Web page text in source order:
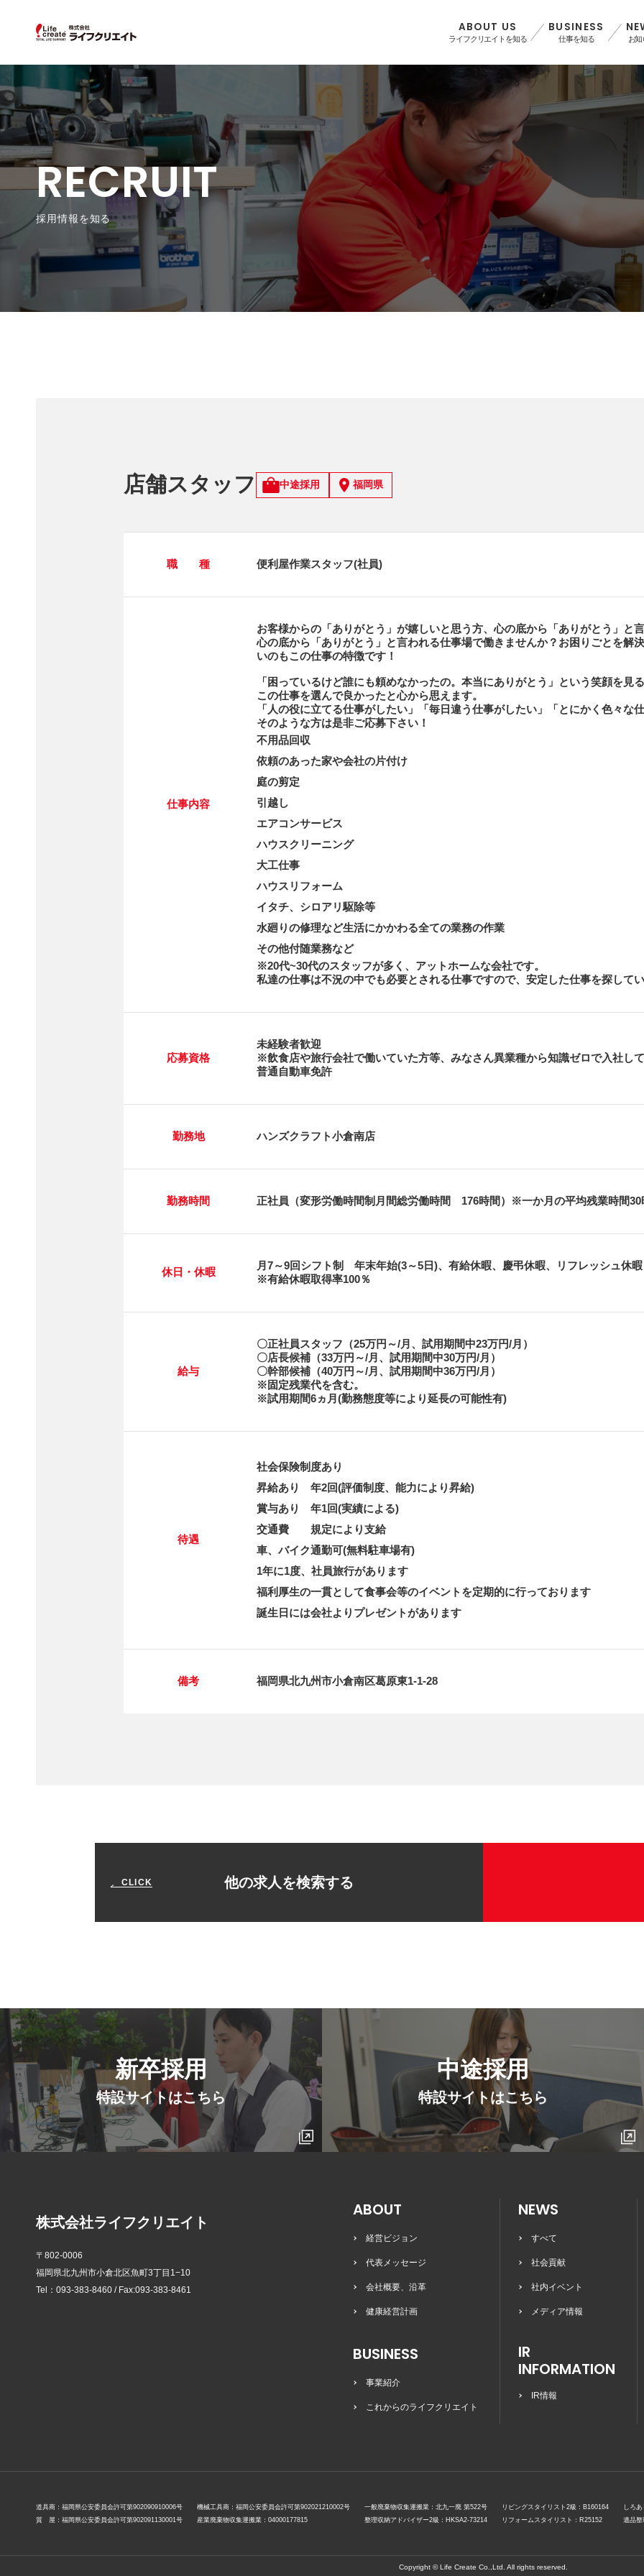
ABOUT US
ライフクリエイトを知る
BUSINESS
仕事を知る お知
RECRUIT
採用情報を知る
店舗スタッフ 中途採用 福岡県
職 種 便利屋作業スタッフ(社員)
仕事内容
お客様からの「ありがとう」が嬉しいと思う方、心の底から「ありがとう」と言
心の底から「ありがとう」と言われる仕事場で働きませんか？お困りごとを解
いのもこの仕事の特徴です！
「困っているけど誰にも頼めなかったの。本当にありがとう」という笑顔を見
この仕事を選んで良かったと心から思えます。
「人の役に立てる仕事がしたい」「毎日違う仕事がしたい」「とにかく色々な仕
そのような方は是非ご応募下さい！
不用品回収
依頼のあった家や会社の片付け
庭の剪定
引越し
エアコンサービス
ハウスクリーニング
大工仕事
ハウスリフォーム
イタチ、シロアリ駆除等
水廻りの修理など生活にかかわる全ての業務の作業
その他付随業務など
※20代~30代のスタッフが多く、アットホームな会社です。
私達の仕事は不況の中でも必要とされる仕事ですので、安定した仕事を探して
応募資格
未経験者歓迎
※飲食店や旅行会社で働いていた方等、みなさん異業種から知識ゼロで入社し
普通自動車免許
勤務地 ハンズクラフト小倉南店
勤務時間 正社員（変形労働時間制月間総労働時間 176時間）※一か月の平均残業時間30
休日・休暇
月7～9回シフト制 年末年始(3～5日)、有給休暇、慶弔休暇、リフレッシュ休暇
※有給休暇取得率100％
給与
〇正社員スタッフ（25万円～/月、試用期間中23万円/月）
〇店長候補（33万円～/月、試用期間中30万円/月）
〇幹部候補（40万円～/月、試用期間中36万円/月）
※固定残業代を含む。
※試用期間6ヵ月(勤務態度等により延長の可能性有)
待遇
社会保険制度あり
昇給あり 年2回(評価制度、能力により昇給)
賞与あり 年1回(実績による)
交通費 規定により支給
車、バイク通勤可(無料駐車場有)
1年に1度、社員旅行があります
福利厚生の一貫として食事会等のイベントを定期的に行っております
誕生日には会社よりプレゼントがあります
備考 福岡県北九州市小倉南区葛原東1-1-28
他の求人を検索する
CLICK
新卒採用
特設サイトはこちら
中途採用
特設サイトはこちら
株式会社ライフクリエイト
〒802-0006
福岡県北九州市小倉北区魚町3丁目1−10
Tel： 093-383-8460 / Fax:093-383-8461
ABOUT
経営ビジョン
代表メッセージ
会社概要、沿革
健康経営計画
BUSINESS
事業紹介
これからのライフクリエイト
NEWS
すべて
社会貢献
社内イベント
メディア情報
IR
INFORMATION
IR情報
道具商：福岡県公安委員会許可第902090910006号
質 屋：福岡県公安委員会許可第902091130001号
機械工具商：福岡公安委員会許可第902021210002号
産業廃棄物収集運搬業：04000177815
一般廃棄物収集運搬業：北九一廃 第522号
整理収納アドバイザー2級：HKSA2-73214
リビングスタイリスト2級：B160164
リフォームスタイリスト：R25152
しろ
遺品整
Copyright © Life Create Co.,Ltd. All rights reserved.